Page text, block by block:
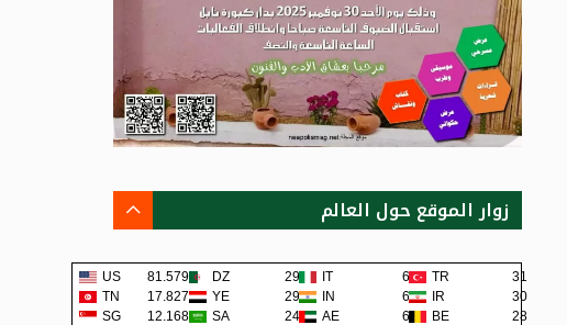
زوار الموقع حول العالم
US 81.579K DZ 291 IT 62 TR
31
TN
17.827K YE 290 IN 62 IR
30
SG
12.168K SA 240 AE 62 BE
28